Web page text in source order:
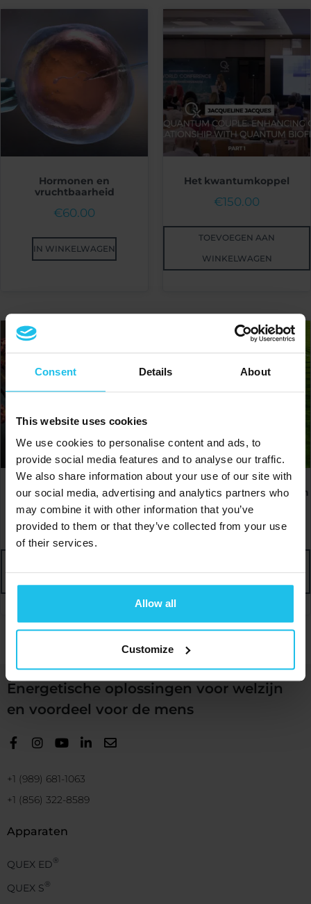
Consent Details About
This website uses cookies
We use cookies to personalise content and ads, to
provide social media features and to analyse our traffic.
We also share information about your use of our site with
our social media, advertising and analytics partners who
may combine it with other information that you’ve
provided to them or that they’ve collected from your use
of their services.
Allow all
Customize
Hormonen en
vruchtbaarheid
€60.00
IN WINKELWAGEN
Het kwantumkoppel
€150.00
TOEVOEGEN AAN
WINKELWAGEN
Holistische therapie van
verschillende ziekten
€ 150.00
cBNS module 1: Introduction
in cBNS
€150.00
Energetische oplossingen voor welzijn
en voordeel voor de mens
+1 (989) 681-1063
+1 (856) 322-8589
Apparaten
QUEX ED®
QUEX S®